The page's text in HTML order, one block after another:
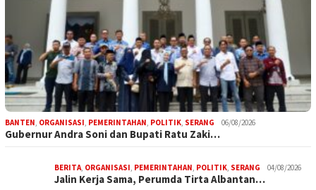
BANTEN, ORGANISASI, PEMERINTAHAN, POLITIK, SERANG 06/08/2026
Gubernur Andra Soni dan Bupati Ratu Zaki…
BERITA, ORGANISASI, PEMERINTAHAN, POLITIK, SERANG 04/08/2026
Jalin Kerja Sama, Perumda Tirta Albantan…